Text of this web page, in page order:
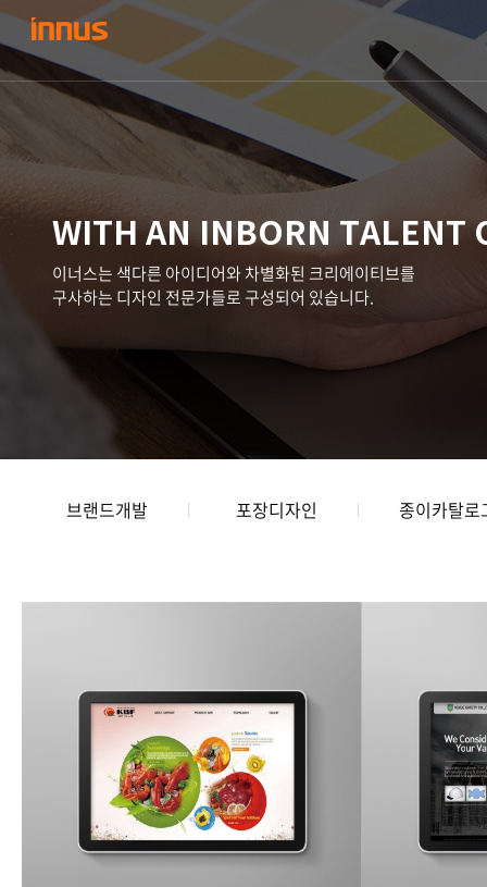
WITH AN INBORN TALENT
이너스는 색다른 아이디어와 차별화된 크리에이티브를
구사하는 디자인 전문가들로 구성되어 있습니다.
브랜드개발 포장디자인 종이카탈로
E-CATALOG
KBF 전자카탈로그 국제안